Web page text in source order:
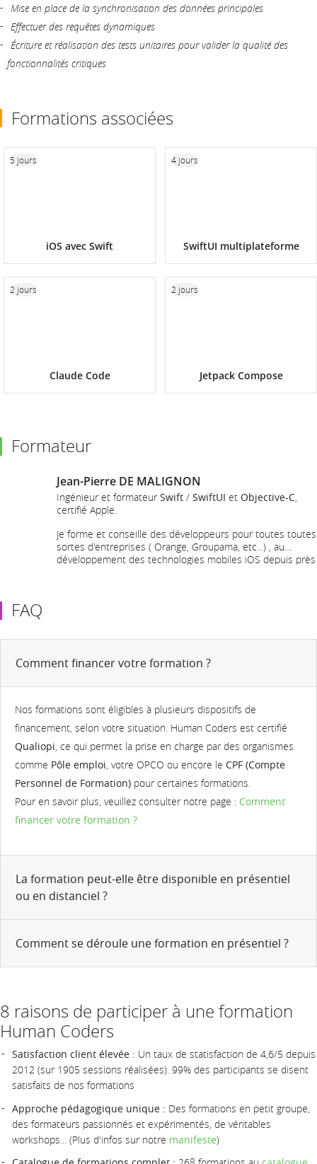
Mise en place de la synchronisation des données principales
Effectuer des requêtes dynamiques
Écriture et réalisation des tests unitaires pour valider la qualité des
fonctionnalités critiques
Formations associées
iOS avec Swift
5 jours
SwiftUI multiplateforme
4 jours
Claude Code
2 jours
Jetpack Compose
2 jours
Formateur
Jean-Pierre DE MALIGNON
Ingénieur et formateurSwift / SwiftUI et Objective-C,
certifié Apple.
Je forme et conseille des développeurs pour toutes toutes
sortes d'entreprises ( Orange, Groupama, etc...) , au
développement des technologies mobiles iOS depuis près
FAQ
Comment financer votre formation ?
Nos formations sont éligibles à plusieurs dispositifs de
financement, selon votre situation. Human Coders est certifié
Qualiopi, ce qui permet la prise en charge par des organismes
comme Pôle emploi, votre OPCO ou encore le CPF (Compte
Personnel de Formation) pour certaines formations.
Pour en savoir plus, veuillez consulter notre page : Comment
financer votre formation ?
La formation peut-elle être disponible en présentiel
ou en distanciel ?
Comment se déroule une formation en présentiel ?
8 raisons de participer à une formation
Human Coders
Satisfaction client élevée : Un taux de statisfaction de 4,6/5 depuis
2012 (sur 1905 sessions réalisées). 99% des participants se disent
satisfaits de nos formations
Approche pédagogique unique : Des formations en petit groupe,
des formateurs passionnés et expérimentés, de véritables
workshops... (Plus d'infos sur notre manifeste)